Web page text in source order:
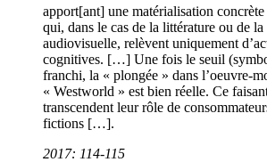
apport[ant] une matérialisation concrète
qui, dans le cas de la littérature ou de
audiovisuelle, relèvent uniquement
cognitives. […] Une fois le seuil
franchi, la « plongée » dans l’oeuvre-
« Westworld » est bien réelle. Ce
transcendent leur rôle de
fictions […].
2017: 114-115